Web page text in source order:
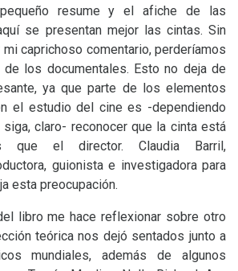
resume y el afiche de las
se presentan mejor las cintas. Sin
caprichoso comentario, perderíamos
los documentales. Esto no deja de
ya que parte de los elementos
el estudio del cine es -dependiendo
claro- reconocer que la cinta está
que el director. Claudia Barril,
guionista e investigadora para
esta preocupación.
libro me hace reflexionar sobre otro
teórica nos dejó sentados junto a
mundiales, además de algunos